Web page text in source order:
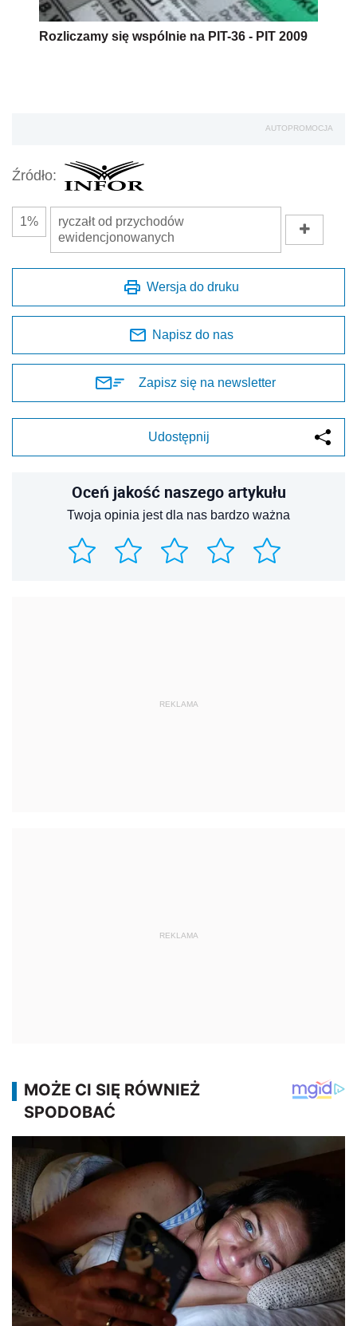
Rozliczamy się wspólnie na PIT-36 - PIT 2009
AUTOPROMOCJA
Źródło:
1%
ryczałt od przychodów
ewidencjonowanych
Wersja do druku
Napisz do nas
Zapisz się na newsletter
Udostępnij
Oceń jakość naszego artykułu
Twoja opinia jest dla nas bardzo ważna
REKLAMA
REKLAMA